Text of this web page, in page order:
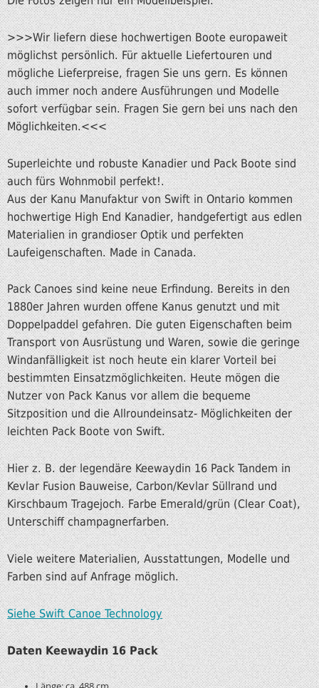
>>>Wir liefern diese hochwertigen Boote europaweit
möglichst persönlich. Für aktuelle Liefertouren und
mögliche Lieferpreise, fragen Sie uns gern. Es können
auch immer noch andere Ausführungen und Modelle
sofort verfügbar sein. Fragen Sie gern bei uns nach den
Möglichkeiten.<<<
Superleichte und robuste Kanadier und Pack Boote sind
auch fürs Wohnmobil perfekt!.
Aus der Kanu Manufaktur von Swift in Ontario kommen
hochwertige High End Kanadier, handgefertigt aus edlen
Materialien in grandioser Optik und perfekten
Laufeigenschaften. Made in Canada.
Pack Canoes sind keine neue Erfindung. Bereits in den
1880er Jahren wurden offene Kanus genutzt und mit
Doppelpaddel gefahren. Die guten Eigenschaften beim
Transport von Ausrüstung und Waren, sowie die geringe
Windanfälligkeit ist noch heute ein klarer Vorteil bei
bestimmten Einsatzmöglichkeiten. Heute mögen die
Nutzer von Pack Kanus vor allem die bequeme
Sitzposition und die Allroundeinsatz- Möglichkeiten der
leichten Pack Boote von Swift.
Hier z. B. der legendäre Keewaydin 16 Pack Tandem in
Kevlar Fusion Bauweise, Carbon/Kevlar Süllrand und
Kirschbaum Tragejoch. Farbe Emerald/grün (Clear Coat),
Unterschiff champagnerfarben.
Viele weitere Materialien, Ausstattungen, Modelle und
Farben sind auf Anfrage möglich.
Siehe Swift Canoe Technology
Daten Keewaydin 16 Pack